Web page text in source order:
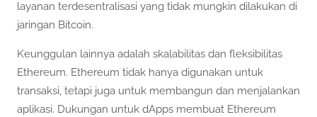
layanan terdesentralisasi yang tidak mungkin dilakukan di
jaringan Bitcoin.
Keunggulan lainnya adalah skalabilitas dan fleksibilitas
Ethereum. Ethereum tidak hanya digunakan untuk
transaksi, tetapi juga untuk membangun dan menjalankan
aplikasi. Dukungan untuk dApps membuat Ethereum